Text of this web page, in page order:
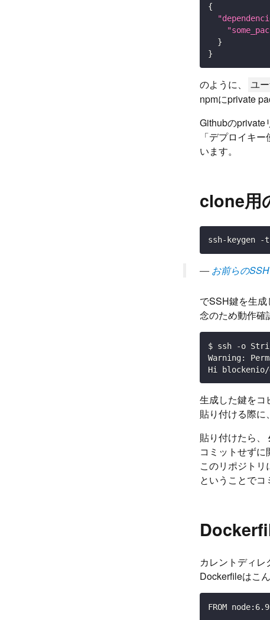
{
}
}
のように、 ユ
npmにprivate
Githubのprivate
「デプロイキ
います。
clone用
ssh-keygen -t
—お前らの
でSSH鍵を生成
念のため動作確
$ ssh -o
Warning:
Hi
生成した鍵をコ
貼り付ける際に
貼り付けたら、
コミットせずに
このリポジト
ということでコ
カレントディレ
Dockerfileはこん
FROM